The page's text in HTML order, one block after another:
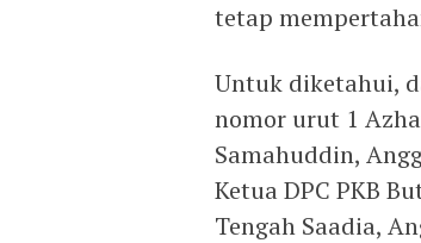
tetap
Untuk diketahui,
nomor urut 1
Samahuddin,
Ketua DPC PKB
Tengah Saadia,